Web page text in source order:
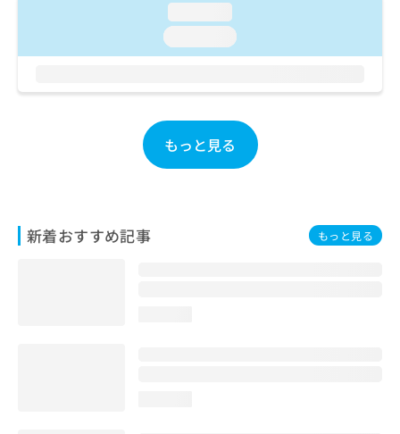
もっと見る
新着おすすめ記事 もっと見る